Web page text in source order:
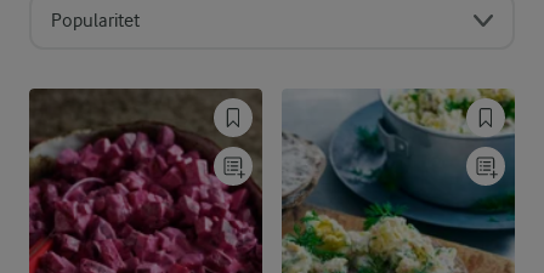
Popularitet